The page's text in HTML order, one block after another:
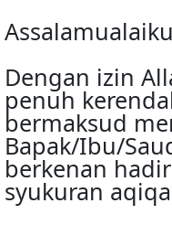
Dengan izin
penuh
bermaksud
Bapak/Ibu/
berkenan
syukuran